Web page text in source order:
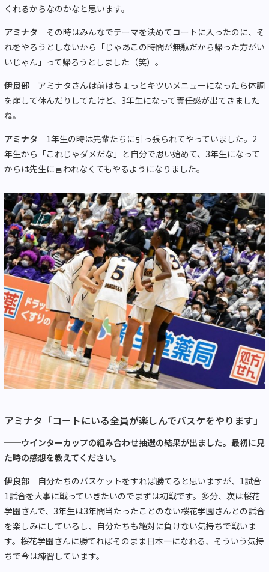
くれるからなのかなと思います。
アミナタ その時はみんなでテーマを決めてコートに入ったのに、そ
れをやろうとしないから「じゃあこの時間が無駄だから帰った方がい
いじゃん」って帰ろうとしました（笑）。
伊良部 アミナタさんは前はちょっとキツいメニューになったら体調
を崩して休んだりしてたけど、3年生になって責任感が出てきました
ね。
アミナタ 1年生の時は先輩たちに引っ張られてやっていました。2
年生から「これじゃダメだな」と自分で思い始めて、3年生になって
からは先生に言われなくてもやるようになりました。
アミナタ「コートにいる全員が楽しんでバスケをやります」
──ウインターカップの組み合わせ抽選の結果が出ました。最初に見
た時の感想を教えてください。
伊良部 自分たちのバスケットをすれば勝てると思いますが、1試合
1試合を大事に戦っていきたいのでまずは初戦です。多分、次は桜花
学園さんで、3年生は3年間当たったことのない桜花学園さんとの試合
を楽しみにしているし、自分たちも絶対に負けない気持ちで戦いま
す。桜花学園さんに勝てればそのまま日本一になれる、そういう気持
ちで今は練習しています。